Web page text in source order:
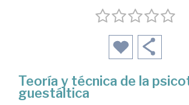
Teoría y técnica de la
guestáltica